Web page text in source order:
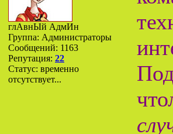
глАвнЫй АдмИн
Группа: Администраторы
Сообщений: 1163
Репутация: 22
Статус: временно
отсутствует...